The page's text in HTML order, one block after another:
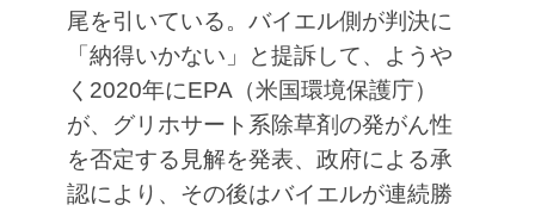
尾を引いている。バイエル側が判決に
「納得いかない」と提訴して、ようや
く2020年にEPA（米国環境保護庁）
が、グリホサート系除草剤の発がん性
を否定する見解を発表、政府による承
認により、その後はバイエルが連続勝